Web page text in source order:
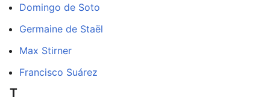
Domingo de Soto
Germaine de Staël
Max Stirner
Francisco Suárez
T